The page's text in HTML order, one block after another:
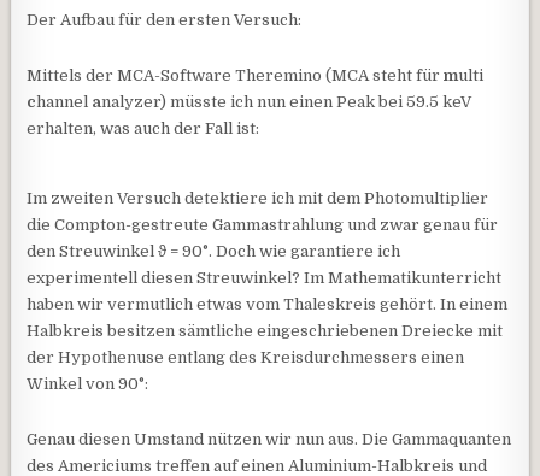
Der Aufbau für den ersten Versuch:
Mittels der MCA-Software Theremino (MCA steht fürmulti
channel analyzer) müsste ich nun einen Peak bei 59.5 keV
erhalten, was auch der Fall ist:
Im zweiten Versuch detektiere ich mit dem Photomultiplier
die Compton-gestreute Gammastrahlung und zwar genau für
den Streuwinkelϑ = 90°. Doch wie garantiere ich
experimentell diesen Streuwinkel? Im Mathematikunterricht
haben wir vermutlich etwas vom Thaleskreis gehört. In einem
Halbkreis besitzen sämtliche eingeschriebenen Dreiecke mit
der Hypothenuse entlang des Kreisdurchmessers einen
Winkel von 90°:
Genau diesen Umstand nützen wir nun aus. Die Gammaquanten
des Americiums treffen auf einen Aluminium-Halbkreis und